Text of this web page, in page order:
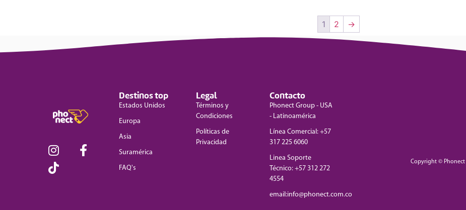
1 2 →
Destinos top
Estados Unidos
Europa
Asia
Suramérica
FAQ's
Legal
Términos y
Condiciones
Políticas de
Privacidad
Contacto
Phonect Group - USA
- Latinoamérica
Línea Comercial: +57
317 225 6060
Linea Soporte
Técnico: +57 312 272
4554
email:info@phonect.com.co
Copyright © Phonect